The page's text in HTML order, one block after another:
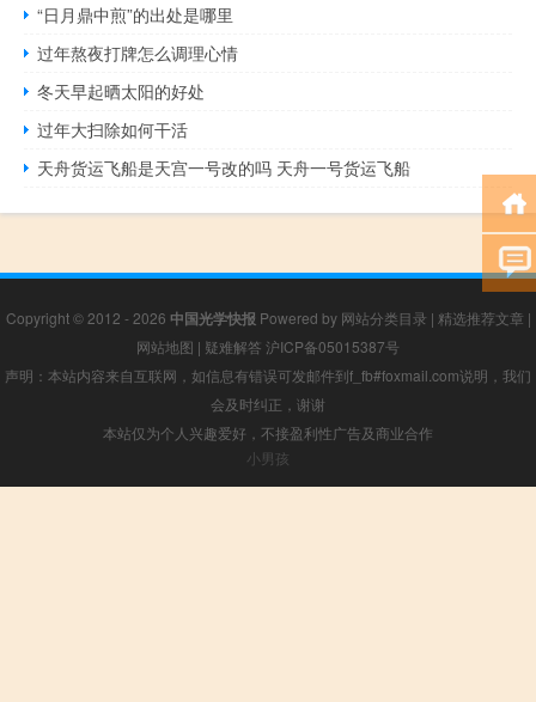
“日月鼎中煎”的出处是哪里
过年熬夜打牌怎么调理心情
冬天早起晒太阳的好处
过年大扫除如何干活
天舟货运飞船是天宫一号改的吗 天舟一号货运飞船
Copyright © 2012 - 2026 中国光学快报 Powered by 网站分类目录 | 精选推荐文章 |
网站地图 | 疑难解答 沪ICP备05015387号
声明：本站内容来自互联网，如信息有错误可发邮件到f_fb#foxmail.com说明，我们
会及时纠正，谢谢
本站仅为个人兴趣爱好，不接盈利性广告及商业合作
小男孩